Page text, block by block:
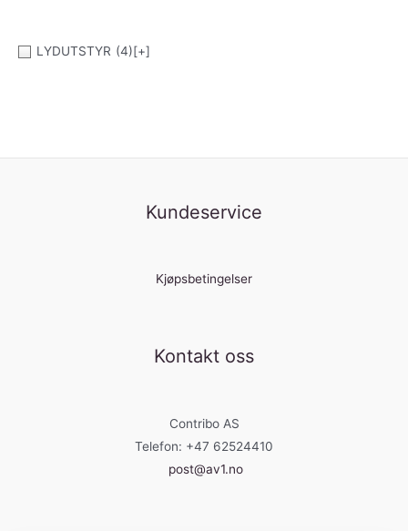
LYDUTSTYR (4)[+]
Kundeservice
Kjøpsbetingelser
Kontakt oss
Contribo AS
Telefon: +47 62524410
post@av1.no